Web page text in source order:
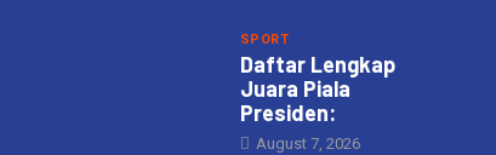
SPORT
Daftar Lengkap
Juara Piala
Presiden:
August 7, 2026